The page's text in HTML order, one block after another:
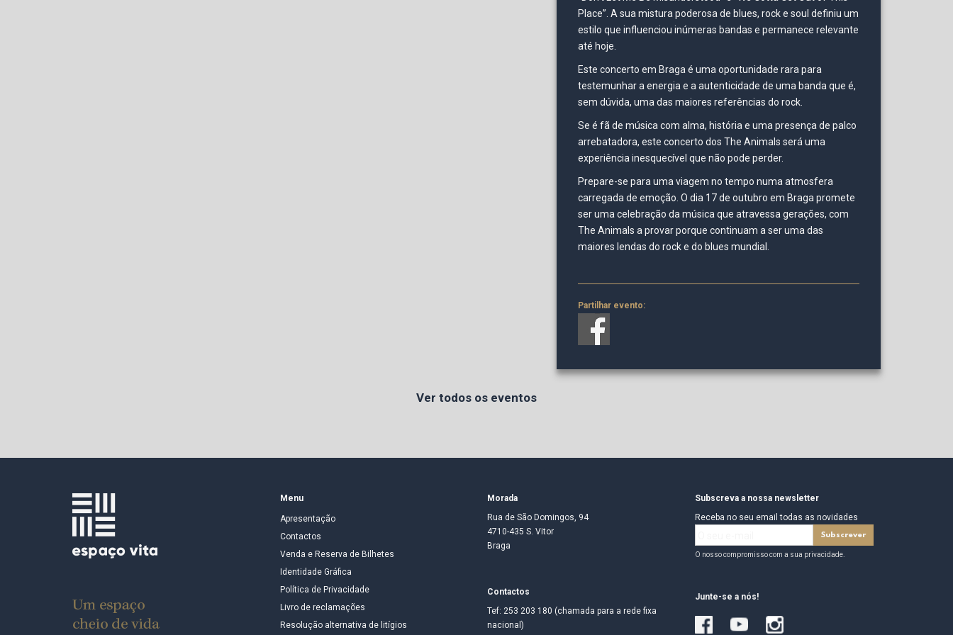
Place”. A sua mistura poderosa de blues, rock e soul definiu um
estilo que influenciou inúmeras bandas e permanece relevante
até hoje.
Este concerto em Braga é uma oportunidade rara para
testemunhar a energia e a autenticidade de uma banda que é,
sem dúvida, uma das maiores referências do rock.
Se é fã de música com alma, história e uma presença de palco
arrebatadora, este concerto dos The Animals será uma
experiência inesquecível que não pode perder.
Prepare-se para uma viagem no tempo numa atmosfera
carregada de emoção. O dia 17 de outubro em Braga promete
ser uma celebração da música que atravessa gerações, com
The Animals a provar porque continuam a ser uma das
maiores lendas do rock e do blues mundial.
Partilhar evento:
Ver todos os eventos
Menu
Apresentação
Contactos
Venda e Reserva de Bilhetes
Identidade Gráfica
Política de Privacidade
Livro de reclamações
Resolução alternativa de litígios
Morada
Rua de São Domingos, 94
4710-435 S. Vitor
Braga
Contactos
Tef: 253 203 180 (chamada para a rede fixa
nacional)
Subscreva a nossa newsletter
Receba no seu email todas as novidades
O nosso compromisso com a sua privacidade.
Junte-se a nós!